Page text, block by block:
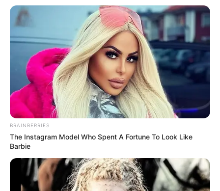
Και όμως στην Εύβοια, υπάρχει ένα
άγνωστο ηφαίστειο που λίγοι γνωρίζουν
Στην
εντυπωσιακό τοπίο της περιοχής, βρίσκεται
έναάγνωστο ηφαίστειοπου στέκει σιωπηλό
εδώ και εκατομμύρια χρόνια.
BRAINBERRIES
The Instagram Model Who Spent A Fortune To Look Like
Barbie